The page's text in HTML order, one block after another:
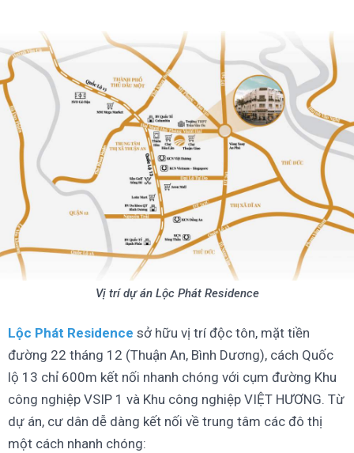
Vị trí dự án Lộc Phát Residence
Lộc Phát Residence sở hữu vị trí độc tôn, mặt tiền
đường 22 tháng 12 (Thuận An, Bình Dương), cách Quốc
lộ 13 chỉ 600m kết nối nhanh chóng với cụm đường Khu
công nghiệp VSIP 1 và Khu công nghiệp VIỆT HƯƠNG. Từ
dự án, cư dân dễ dàng kết nối về trung tâm các đô thị
một cách nhanh chóng: